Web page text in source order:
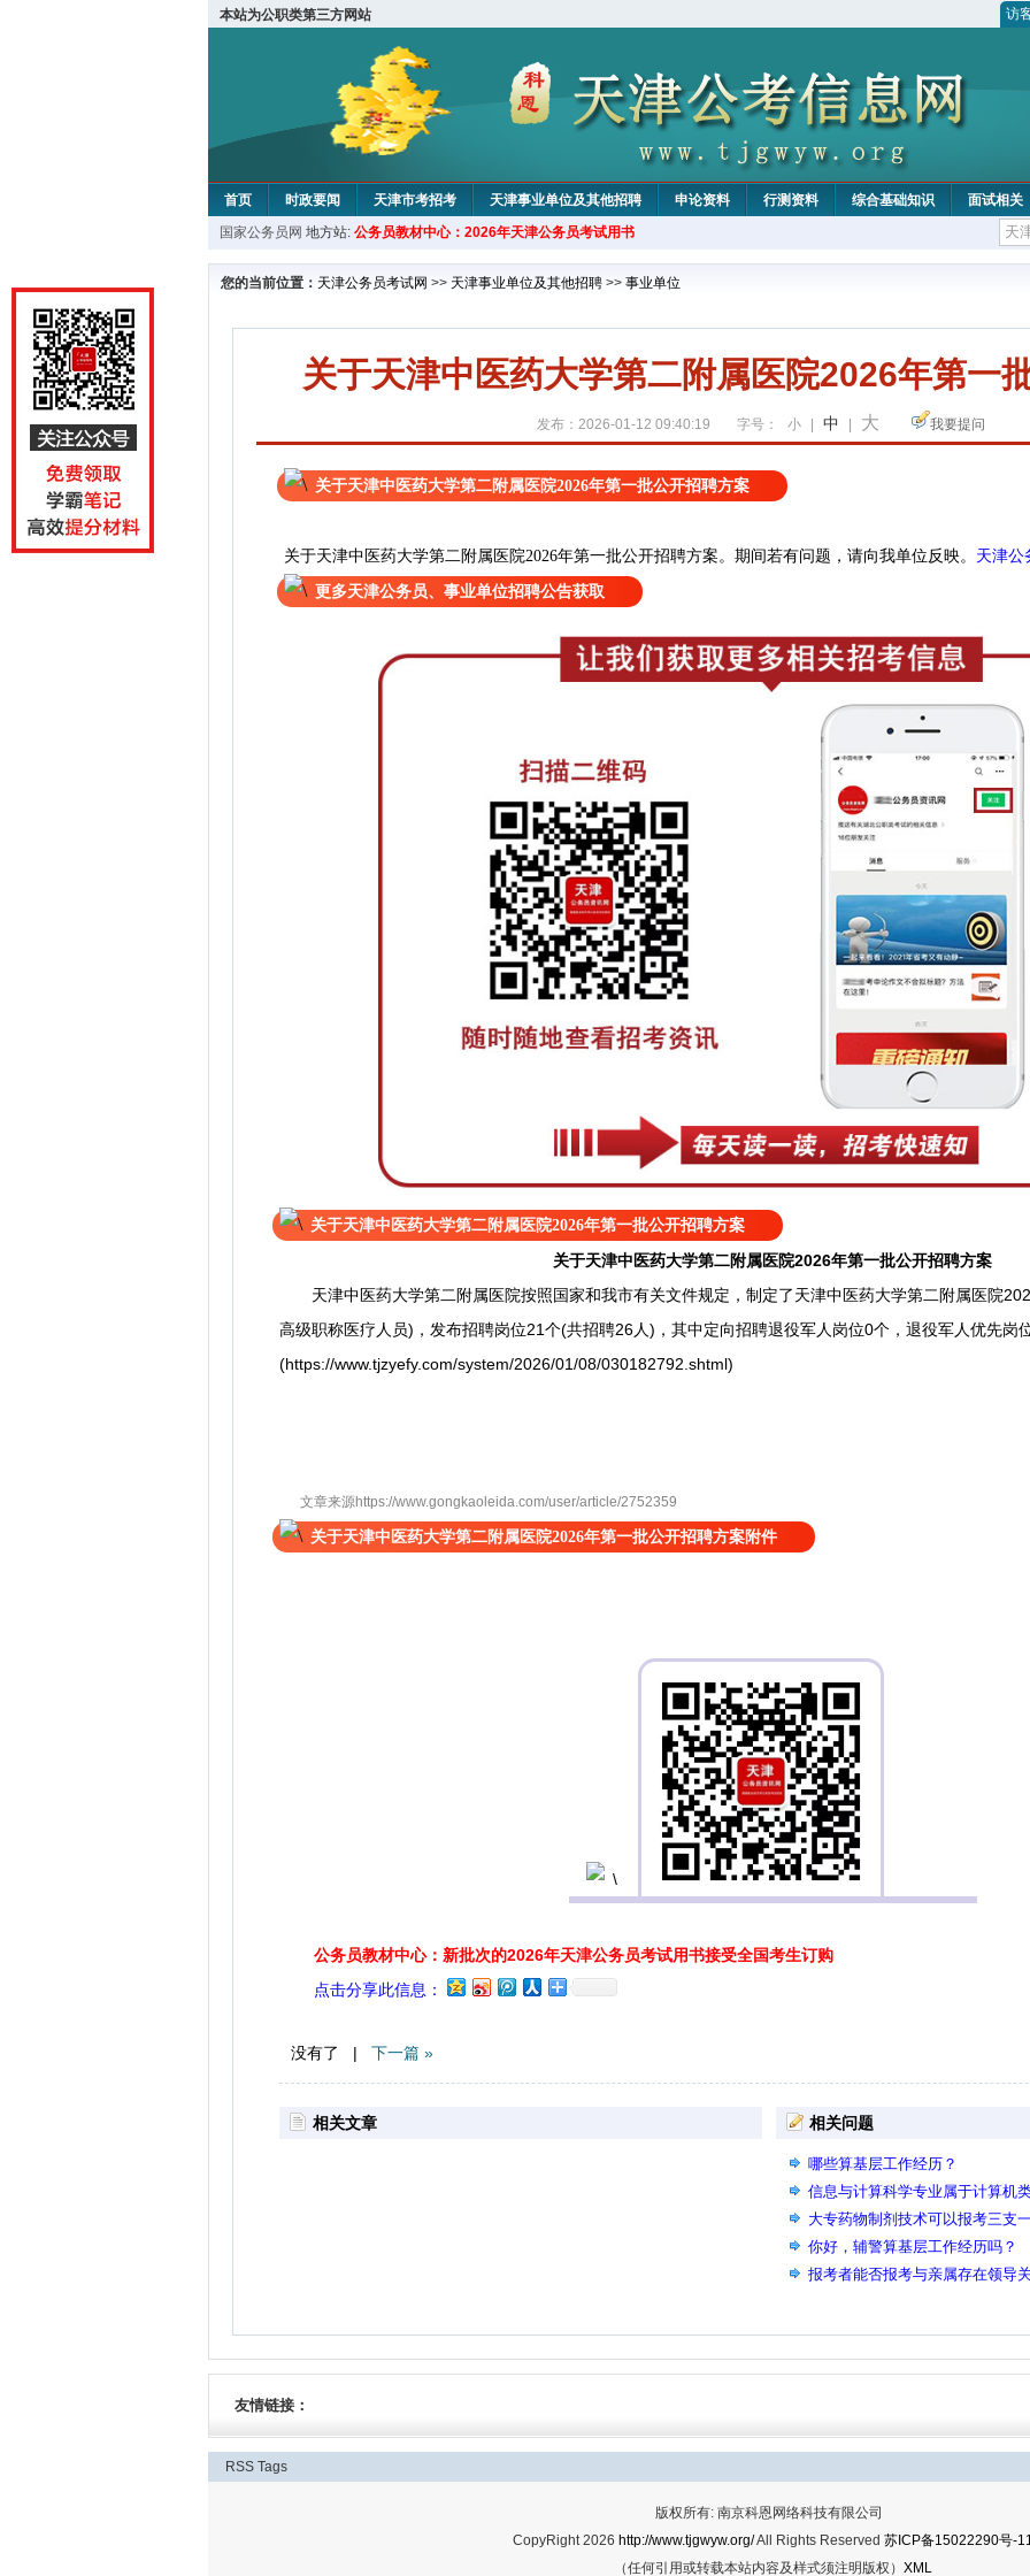
本站为公职类第三方网站 访
首页 时政要闻 天津市考招考 天津事业单位及其他招聘 申论资料 行测资料 综合基础知识 面试相关
教材中心
国家公务员网 地方站: 公务员教材中心：2026年天津公务员考试用书
您的当前位置： 天津公务员考试网 >> 天津事业单位及其他招聘 >> 事业单位
关于天津中医药大学第二附属医院2026年第一
发布：2026-01-12 09:40:19 字号： 小 中 大 我要提问
关于天津中医药大学第二附属医院2026年第一批公开招聘方案
关于天津中医药大学第二附属医院2026年第一批公开招聘方案。 期间若有问题，请向我单位反映。 天津公
更多天津公务员、事业单位招聘公告获取
关于天津中医药大学第二附属医院2026年第一批公开招聘方案
关于天津中医药大学第二附属医院2026年第一批公开招聘方案
天津中医药大学第二附属医院按照国家和我市有关文件规定，制定了天津中医药大学第二附属医院
高级职称医疗人员)，发布招聘岗位21个(共招聘26人)，其中定向招聘退役军人岗位0个，退役军人优先岗
(https://www.tjzyefy.com/system/2026/01/08/030182792.shtml)
文章来源https://www.gongkaoleida.com/user/article/2752359
关于天津中医药大学第二附属医院2026年第一批公开招聘方案附件
公务员教材中心：新批次的2026年天津公务员考试用书接受全国考生订购
点击分享此信息：
没有了 | 下一篇 »
相关文章 相关问题
哪些算基层工作经历？
信息与计算科学专业属于计算机
大专药物制剂技术可以报考三支
你好，辅警算基层工作经历吗？
报考者能否报考与亲属存在领导
友情链接：
RSS Tags
版权所有: 南京科恩网络科技有限公司
CopyRight 2026 http://www.tjgwyw.org/All Rights Reserved 苏ICP备15022290号-
（任何引用或转载本站内容及样式须注明版权） XML